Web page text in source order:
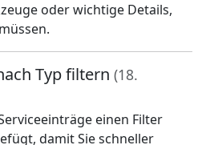
oder wichtige Details,
Typ filtern (18.
einen Filter
damit Sie schneller